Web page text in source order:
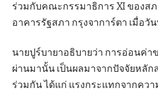
ร่วมกับคณะกรรมาธิการ XI ของส
อาคารรัฐสภา กรุงจาการ์ตา เมื่อวั
นายปูร์บายาอธิบายว่า การอ่อนค่า
ผ่านมานั้น เป็นผลมาจากปัจจัยหลั
ร่วมกัน ได้แก่ แรงกระแทกจากคว